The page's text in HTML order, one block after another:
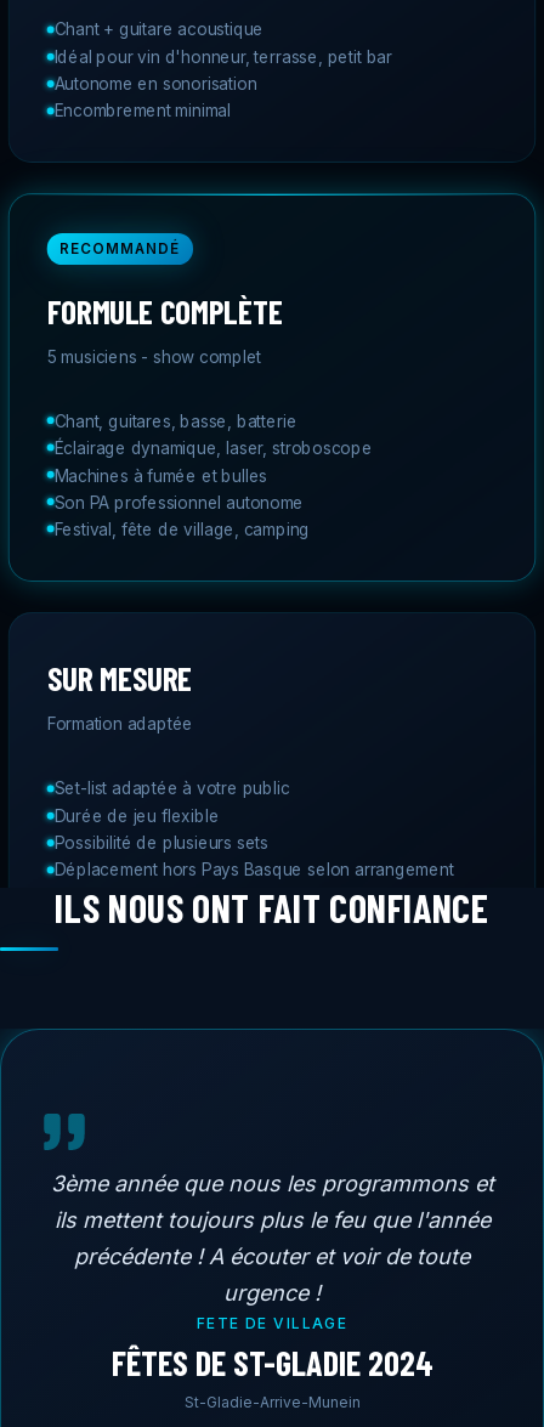
Chant + guitare acoustique
Idéal pour vin d'honneur, terrasse, petit bar
Autonome en sonorisation
Encombrement minimal
RECOMMANDÉ
FORMULE COMPLÈTE
5 musiciens - show complet
Chant, guitares, basse, batterie
Éclairage dynamique, laser, stroboscope
Machines à fumée et bulles
Son PA professionnel autonome
Festival, fête de village, camping
SUR MESURE
Formation adaptée
Set-list adaptée à votre public
Durée de jeu flexible
Possibilité de plusieurs sets
Déplacement hors Pays Basque selon arrangement
ILS NOUS ONT FAIT CONFIANCE
3ème année que nous les programmons et
ils mettent toujours plus le feu que l'année
précédente ! A écouter et voir de toute
urgence !
FETE DE VILLAGE
FÊTES DE ST-GLADIE 2024
St-Gladie-Arrive-Munein